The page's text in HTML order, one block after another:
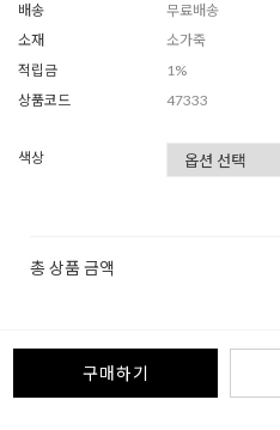
배송
무료배송
소재
소가죽
적립금
1%
상품코드
47333
색상
총 상품 금액
구매하기